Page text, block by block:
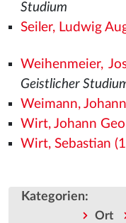
Studium
Seiler, Ludwig
Weihenmeier,
Geistlicher
Weimann,
Wirt, Johann
Wirt, Sebastian
Kategorien:
Ort